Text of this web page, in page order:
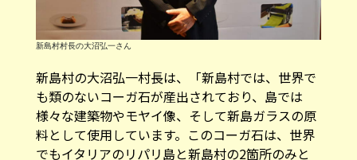
新島村村長の大沼弘一さん
新島村の大沼弘一村長は、「新島村では、世界で
も類のないコーガ石が産出されており、島では
様々な建築物やモヤイ像、そして新島ガラスの原
料として使用しています。このコーガ石は、世界
でもイタリアのリパリ島と新島村の2箇所のみと